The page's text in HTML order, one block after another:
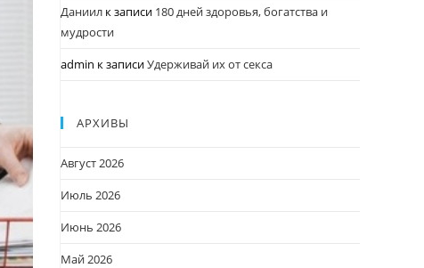
Даниил к записи 180 дней здоровья, богатства и
мудрости
admin к записиУдерживай их от секса
АРХИВЫ
Август 2026
Июль 2026
Июнь 2026
Май 2026